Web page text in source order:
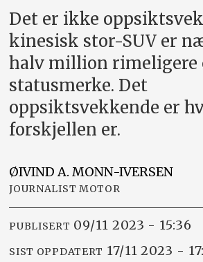
Det er ikke
kinesisk stor-SUV er
halv million rimeligere
statusmerke. Det
oppsiktsvekkende er
forskjellen er.
ØIVIND A. MONN-IVERSEN
JOURNALIST MOTOR
PUBLISERT 09/11 2023 - 15:36
SIST OPPDATERT 17/11 2023 -